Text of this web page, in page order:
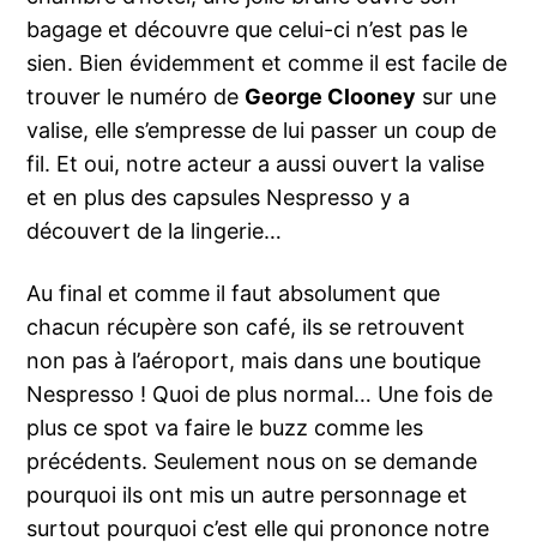
bagage et découvre que celui-ci n’est pas le
sien. Bien évidemment et comme il est facile de
trouver le numéro de George Clooney sur une
valise, elle s’empresse de lui passer un coup de
fil. Et oui, notre acteur a aussi ouvert la valise
et en plus des capsules Nespresso y a
découvert de la lingerie…
Au final et comme il faut absolument que
chacun récupère son café, ils se retrouvent
non pas à l’aéroport, mais dans une boutique
Nespresso ! Quoi de plus normal… Une fois de
plus ce spot va faire le buzz comme les
précédents. Seulement nous on se demande
pourquoi ils ont mis un autre personnage et
surtout pourquoi c’est elle qui prononce notre